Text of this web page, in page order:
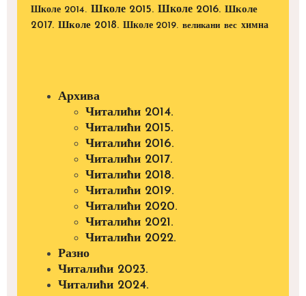
Школе 2014. Школе 2015. Школе 2016. Школе
2017. Школе 2018. Школе 2019. великани вес химна
Архива
Читалићи 2014.
Читалићи 2015.
Читалићи 2016.
Читалићи 2017.
Читалићи 2018.
Читалићи 2019.
Читалићи 2020.
Читалићи 2021.
Читалићи 2022.
Разно
Читалићи 2023.
Читалићи 2024.